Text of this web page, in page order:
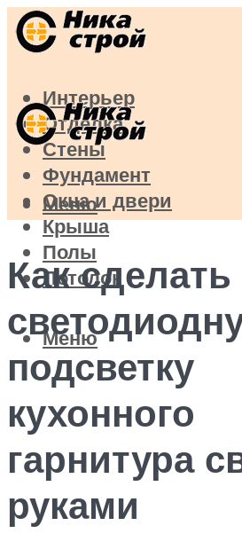
Интерьер
Отделка
Стены
Фундамент
Окна и двери
Крыша
Полы
Потолок
Меню
Меню
Как сделать
подсветку
кухонного
гарнитура
руками